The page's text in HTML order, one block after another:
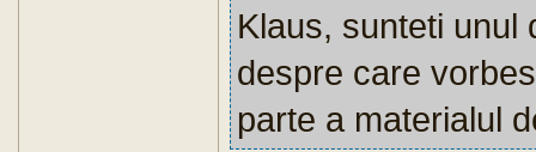
Klaus, sunteti unul
despre care
parte a materialul